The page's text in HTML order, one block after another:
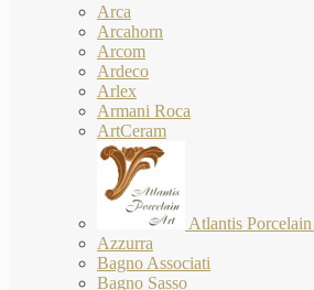
Arca
Arcahorn
Arcom
Ardeco
Arlex
Armani Roca
ArtCeram
Atlantis
Azzurra
Bagno Associati
Bagno Sasso